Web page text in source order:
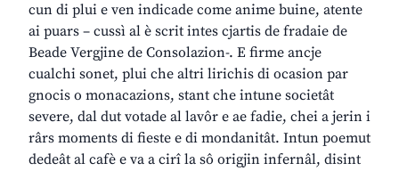
cun di plui e ven indicade come anime buine, atente
ai puars – cussì al è scrit intes cjartis de fradaie de
Beade Vergjine de Consolazion-. E firme ancje
cualchi sonet, plui che altri lirichis di ocasion par
gnocis o monacazions, stant che intune societât
severe, dal dut votade al lavôr e ae fadie, chei a jerin i
rârs moments di fieste e di mondanitât. Intun poemut
dedeât al cafè e va a cirî la sô origjin infernâl, disint